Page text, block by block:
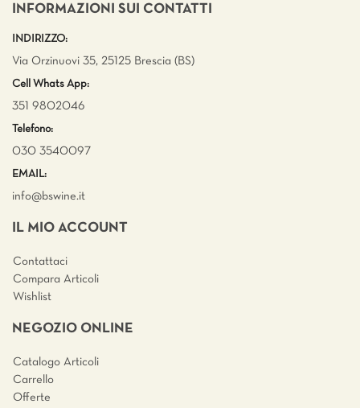
INFORMAZIONI SUI CONTATTI
INDIRIZZO:
Via Orzinuovi 35, 25125 Brescia (BS)
Cell Whats App:
351 9802046
Telefono:
030 3540097
EMAIL:
info@bswine.it
IL MIO ACCOUNT
Contattaci
Compara Articoli
Wishlist
NEGOZIO ONLINE
Catalogo Articoli
Carrello
Offerte